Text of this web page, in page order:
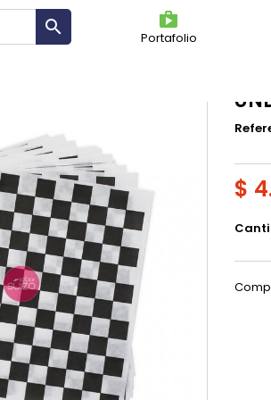

Portafolio
$